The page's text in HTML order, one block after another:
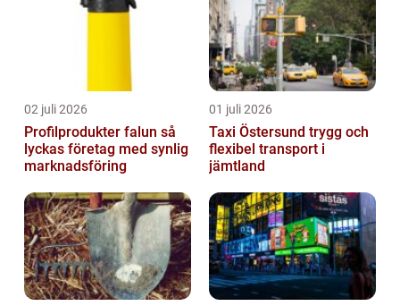
02 juli 2026
Profilprodukter falun så
lyckas företag med synlig
marknadsföring
01 juli 2026
Taxi Östersund trygg och
flexibel transport i
jämtland